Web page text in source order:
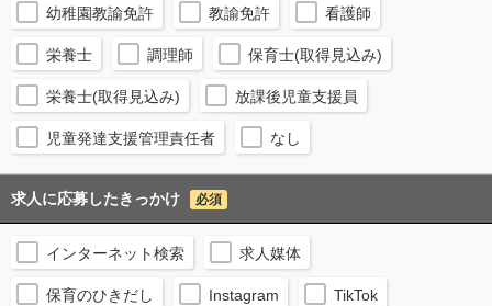
幼稚園教諭免許 教諭免許 看護師
栄養士 調理師 保育士(取得見込み)
栄養士(取得見込み) 放課後児童支援員
児童発達支援管理責任者 なし
求人に応募したきっかけ 必須
インターネット検索 求人媒体
保育のひきだし Instagram TikTok